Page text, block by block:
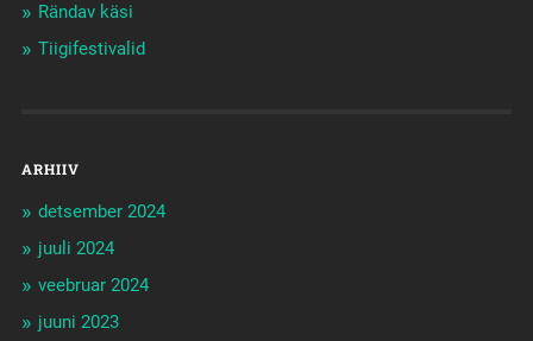
Rändav käsi
Tiigifestivalid
ARHIIV
detsember 2024
juuli 2024
veebruar 2024
juuni 2023